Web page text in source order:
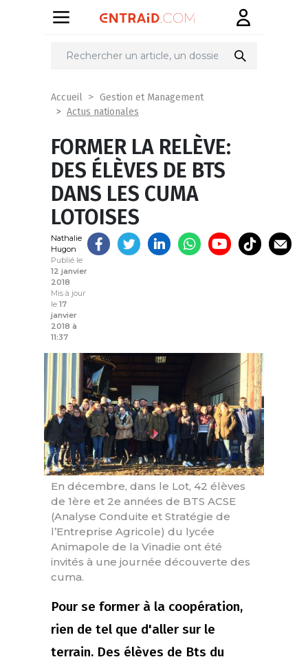
Partager
Accueil
Gestion et Management
Actus nationales
FORMER LA RELÈVE:
DES ÉLÈVES DE BTS
DANS LES CUMA
LOTOISES
Nathalie
Hugon
Publié le
12 janvier
2018
Mis à jour
le 17
janvier
2018 à
11:37
En décembre, dans le Lot, 42 élèves
de 1ère et 2e années de BTS ACSE
(Analyse Conduite et Stratégie de
l’Entreprise Agricole) du lycée
Animapole de la Vinadie ont été
invités à une journée découverte des
cuma.
Pour se former à la coopération,
rien de tel que d'aller sur le
terrain. Des élèves de Bts du